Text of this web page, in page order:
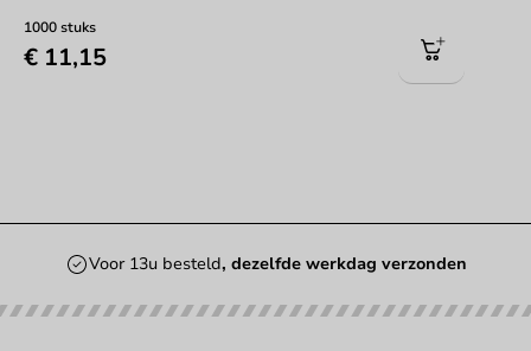
1000 stuks
€ 11,15
Voor 13u besteld, dezelfde werkdag verzonden